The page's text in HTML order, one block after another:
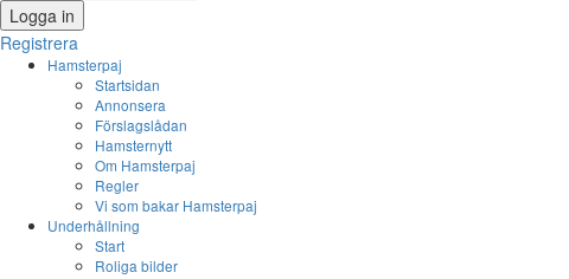
Logga in
Registrera
Hamsterpaj
Startsidan
Annonsera
Förslagslådan
Hamsternytt
Om Hamsterpaj
Regler
Vi som bakar Hamsterpaj
Underhållning
Start
Roliga bilder